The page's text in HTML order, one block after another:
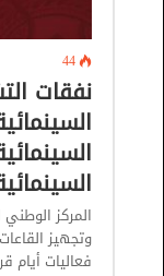
44
نفقات
السينمائية
المركز
وتجهيز
فعاليات أيام